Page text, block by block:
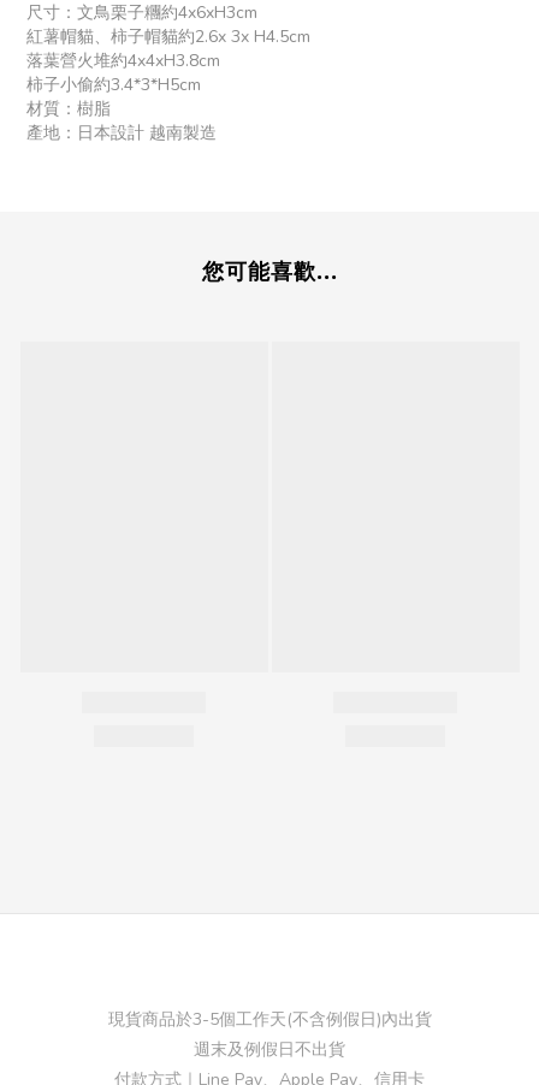
尺寸：文鳥栗子糰約4x6xH3cm
紅薯帽貓、柿子帽貓約2.6x 3x H4.5cm
落葉營火堆約4x4xH3.8cm
柿子小偷約3.4*3*H5cm
材質：樹脂
產地：日本設計 越南製造
您可能喜歡...
現貨商品於3-5個工作天(不含例假日)內出貨
週末及例假日不出貨
付款方式｜Line Pay、Apple Pay、信用卡